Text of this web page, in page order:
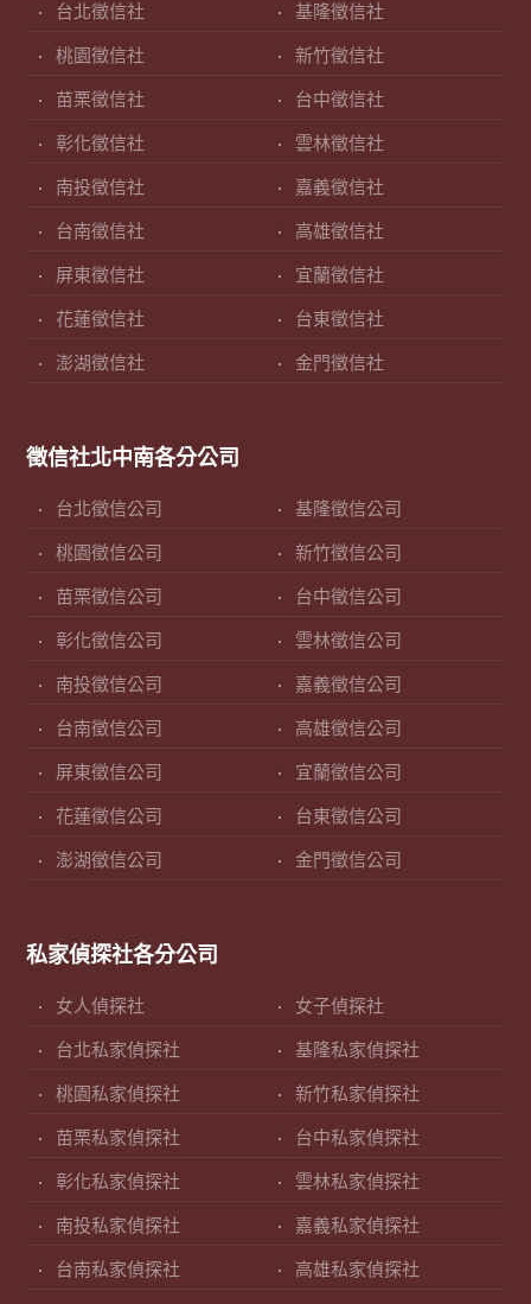
台北徵信社 基隆徵信社
桃園徵信社 新竹徵信社
苗栗徵信社 台中徵信社
彰化徵信社 雲林徵信社
南投徵信社 嘉義徵信社
台南徵信社 高雄徵信社
屏東徵信社 宜蘭徵信社
花蓮徵信社 台東徵信社
澎湖徵信社 金門徵信社
徵信社北中南各分公司
台北徵信公司 基隆徵信公司
桃園徵信公司 新竹徵信公司
苗栗徵信公司 台中徵信公司
彰化徵信公司 雲林徵信公司
南投徵信公司 嘉義徵信公司
台南徵信公司 高雄徵信公司
屏東徵信公司 宜蘭徵信公司
花蓮徵信公司 台東徵信公司
澎湖徵信公司 金門徵信公司
私家偵探社各分公司
女人偵探社 女子偵探社
台北私家偵探社 基隆私家偵探社
桃園私家偵探社 新竹私家偵探社
苗栗私家偵探社 台中私家偵探社
彰化私家偵探社 雲林私家偵探社
南投私家偵探社 嘉義私家偵探社
台南私家偵探社 高雄私家偵探社